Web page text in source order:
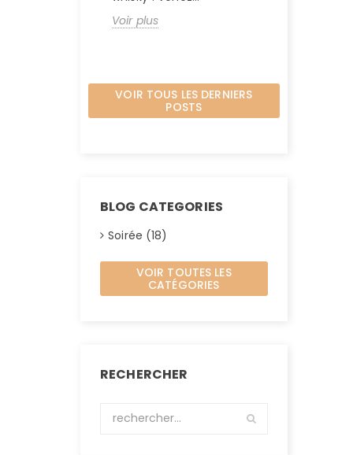
Voir plus
VOIR TOUS LES DERNIERS
POSTS
BLOG CATEGORIES
Soirée (18)
VOIR TOUTES LES
CATÉGORIES
RECHERCHER